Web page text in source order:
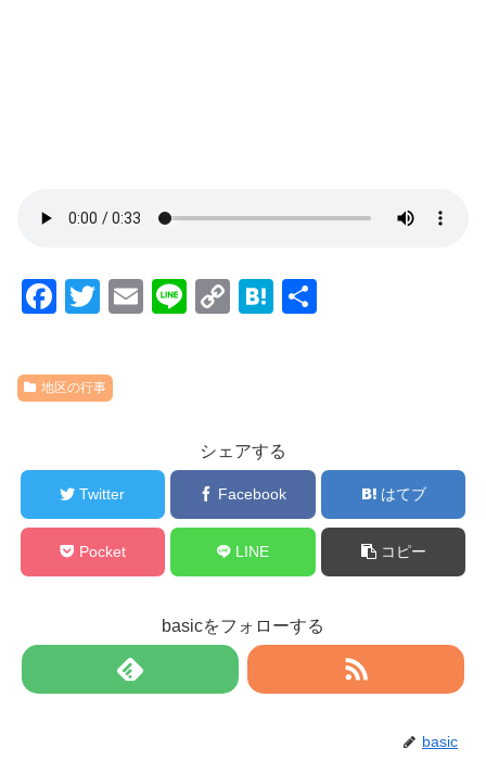
F
c
e
o
o
k
T
tt
er
E
Li
C
Li
n
k
H
a
地区の行事
シェアする
Twitter Facebook はてブ
Pocket LINE コピー
basicをフォローする
basic